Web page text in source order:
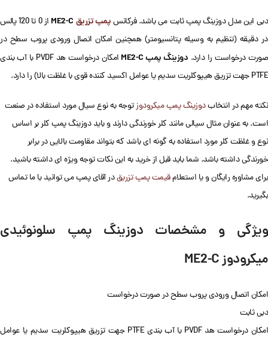
دبی این مدل دوزینگ پمپ ثابت می باشد. فرکانسپمپ تزریق ME2-C
از 0 تا 120 پالس
در دقیقه (تنظیم به وسیله پتانسیومتر) همچنین امکان اتصال ورودی پروب سطح در
صورت درخواست را دارد. دوزینگ پمپ ME2-C
امکان درخواست هد PVDF با آب بندی
PTFE جهت تزریق هیپوکلریت سدیم یا عوامل اکسید کننده قوی با غلظت بالا) را دارد.
نکته مهم در انتخابدوزینگ پمپ میکرودوزتوجه به نوع سیال مورد استفاده در صنعت
است. به عنوان مثال سیالی مانند کلر خورندگی دارند و باید دوزینگ پمپ کلر بر اساس
نوع و غلظت کلر مورد استفاده به گونه ای باشد که بتواند مقاومت بالایی در برابر
خورندگی داشته باشد. شما باید قبل از خرید به این نکات توجه ویژه ای داشته باشید.
برای مشاوره رایگان و یا استعلامقیمت پمپ تزریقدر آقای پمپ می توانید با ما تماس
بگیرید.
ویژگی و مشخصات دوزینگ پمپ سلونوئیدی
میکرودوز ME2-C
امکان اتصال ورودی پروب سطح در صورت درخواست
دبی ثابت
امکان درخواست هد PVDF با آب بندی PTFE جهت تزریق هیپوکلریت سدیم یا عوامل